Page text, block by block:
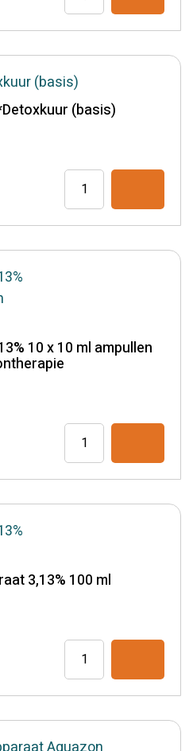
beluchting
ozontherapie
(100)
aantal
(basis)
Innerwave
*Detoxkuur
(basis)
10 x 10 ml ampullen
Natriumcitraat
10
ozontherapie
3,13% 100 ml
Natriumcitraat
100